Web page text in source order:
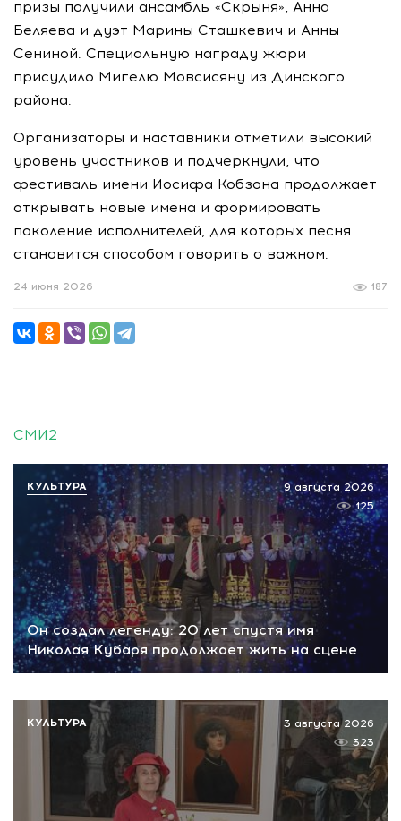
призы получили ансамбль «Скрыня», Анна
Беляева и дуэт Марины Сташкевич и Анны
Сениной. Специальную награду жюри
присудило Мигелю Мовсисяну из Динского
района.
Организаторы и наставники отметили высокий
уровень участников и подчеркнули, что
фестиваль имени Иосифа Кобзона продолжает
открывать новые имена и формировать
поколение исполнителей, для которых песня
становится способом говорить о важном.
187
24 июня 2026
СМИ2
Он создал легенду: 20 лет спустя имя
Николая Кубаря продолжает жить на сцене
9 августа 2026
125
КУЛЬТУРА
3 августа 2026
323
КУЛЬТУРА